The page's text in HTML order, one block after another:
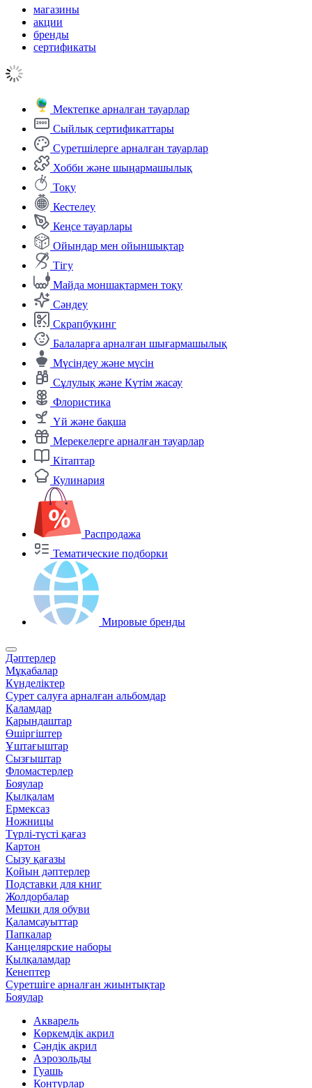
магазины
акции
бренды
сертификаты
Мектепке арналған тауарлар
Сыйлық сертификаттары
Суретшілерге арналған тауарлар
Хобби және шыңармашылық
Тоқу
Кестелеу
Кеңсе тауарлары
Ойындар мен ойыншықтар
Тігу
Майда моншақтармен тоқу
Сәндеу
Скрапбукинг
Балаларға арналған шығармашылық
Мүсіндеу және мүсін
Сұлулық және Күтім жасау
Флористика
Үй және бақша
Мерекелерге арналған тауарлар
Кітаптар
Кулинария
Распродажа
Тематические подборки
Мировые бренды
Дәптерлер
Мұқабалар
Күнделіктер
Сурет салуға арналған альбомдар
Қаламдар
Қарындаштар
Өшіргіштер
Ұштағыштар
Сызғыштар
Фломастерлер
Бояулар
Қылқалам
Ермексаз
Ножницы
Түрлі-түсті қағаз
Картон
Сызу қағазы
Қойын дәптерлер
Подставки для книг
Жолдорбалар
Мешки для обуви
Қаламсауыттар
Папкалар
Канцелярские наборы
Қылқаламдар
Кенептер
Суретшіге арналған жиынтықтар
Бояулар
Акварель
Көркемдік акрил
Сәндік акрил
Аэрозольды
Гуашь
Контурлар